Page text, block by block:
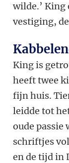
wilde.’ King
vestiging,
King is
heeft twee
fijn huis.
leidde tot
oude passie
schriftjes
en de tijd in